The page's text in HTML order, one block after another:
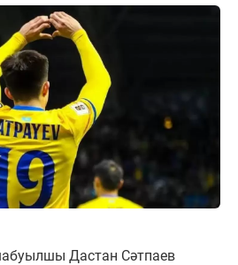
Дастан Сәтпаев